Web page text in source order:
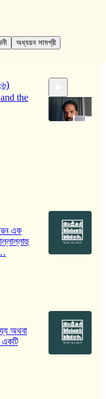
অধ্যয়ন সামগ্রী
the
এক
অথবা